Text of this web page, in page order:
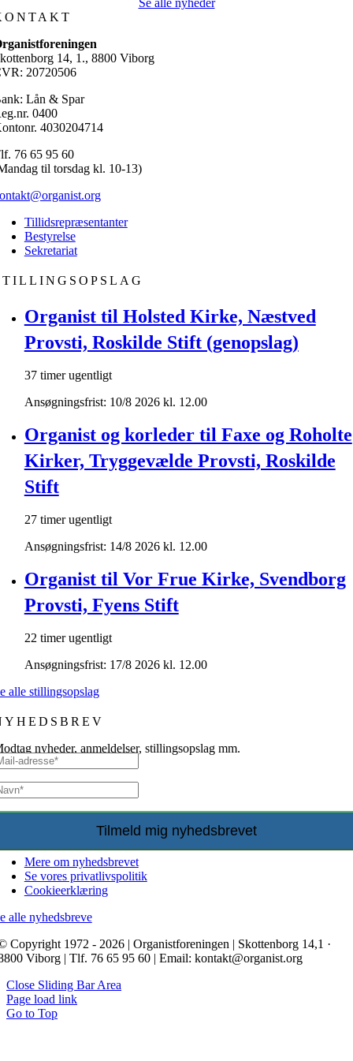
Se alle nyheder
14, 1., 8800 Viborg
20720506
Lån & Spar
0400
4030204714
76 65 95 60
til torsdag kl. 10-13)
Tillidsrepræsentanter
Bestyrelse
Sekretariat
Organist til Holsted Kirke, Næstved
Provsti, Roskilde Stift (genopslag)
37 timer ugentligt
Ansøgningsfrist: 10/8 2026 kl. 12.00
Organist og korleder til Faxe og Roholte
Kirker, Tryggevælde Provsti, Roskilde
Stift
27 timer ugentligt
Ansøgningsfrist: 14/8 2026 kl. 12.00
Organist til Vor Frue Kirke, Svendborg
Provsti, Fyens Stift
22 timer ugentligt
Ansøgningsfrist: 17/8 2026 kl. 12.00
alle stillingsopslag
nyheder, anmeldelser, stillingsopslag mm.
Mere om nyhedsbrevet
Se vores privatlivspolitik
Cookieerklæring
alle nyhedsbreve
Copyright 1972 - 2026 | Organistforeningen | Skottenborg 14,1 ·
Viborg | Tlf. 76 65 95 60 | Email: kontakt@organist.org
Close Sliding Bar Area
Page load link
Go to Top